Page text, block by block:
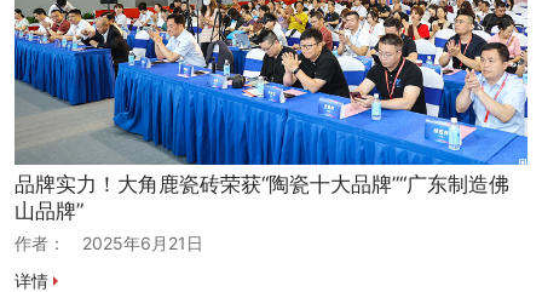
品牌实力！大角鹿瓷砖荣获“陶瓷十大品牌”“广东制造佛
山品牌”
作者： 2025年6月21日
详情